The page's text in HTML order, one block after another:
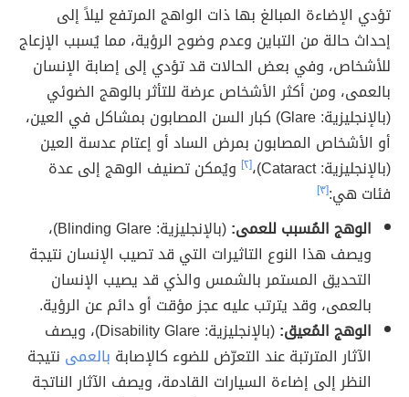
تؤدي الإضاءة المبالغ بها ذات الواهج المرتفع ليلاً إلى
إحداث حالة من التباين وعدم وضوح الرؤية، مما يُسبب الإزعاج
للأشخاص، وفي بعض الحالات قد تؤدي إلى إصابة الإنسان
بالعمى، ومن أكثر الأشخاص عرضة للتأثر بالوهج الضوئي
(بالإنجليزية: Glare) كبار السن المصابون بمشاكل في العين،
أو الأشخاص المصابون بمرض الساد أو إعتام عدسة العين
(بالإنجليزية: Cataract)،
[٢]
ويُمكن تصنيف الوهج إلى عدة
فئات هي:[٣]
الوهج المُسبب للعمى:
(بالإنجليزية: Blinding Glare)،
ويصف هذا النوع التاثيرات التي قد تصيب الإنسان نتيجة
التحديق المستمر بالشمس والذي قد يصيب الإنسان
بالعمى، وقد يترتب عليه عجز مؤقت أو دائم عن الرؤية.
الوهج المُعيق:
(بالإنجليزية: Disability Glare)، ويصف
الآثار المترتبة عند التعرّض للضوء كالإصابة بالعمى نتيجة
النظر إلى إضاءة السيارات القادمة، ويصف الآثار الناتجة